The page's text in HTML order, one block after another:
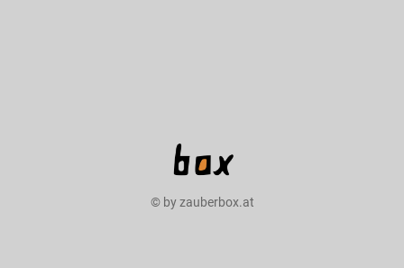
© by zauberbox.at